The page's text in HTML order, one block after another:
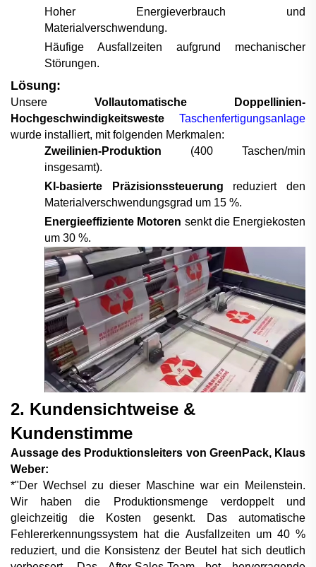
Hoher Energieverbrauch und
Materialverschwendung.
Häufige Ausfallzeiten aufgrund mechanischer
Störungen.
Lösung:
Unsere Vollautomatische Doppellinien-
Hochgeschwindigkeitsweste Taschenfertigungsanlage
wurde installiert, mit folgenden Merkmalen:
Zweilinien-Produktion (400 Taschen/min
insgesamt).
KI-basierte Präzisionssteuerung reduziert den
Materialverschwendungsgrad um 15 %.
Energieeffiziente Motoren senkt die Energiekosten
um 30 %.
2. Kundensichtweise &
Kundenstimme
Aussage des Produktionsleiters von GreenPack, Klaus
Weber:
*"Der Wechsel zu dieser Maschine war ein Meilenstein.
Wir haben die Produktionsmenge verdoppelt und
gleichzeitig die Kosten gesenkt. Das automatische
Fehlererkennungssystem hat die Ausfallzeiten um 40 %
reduziert, und die Konsistenz der Beutel hat sich deutlich